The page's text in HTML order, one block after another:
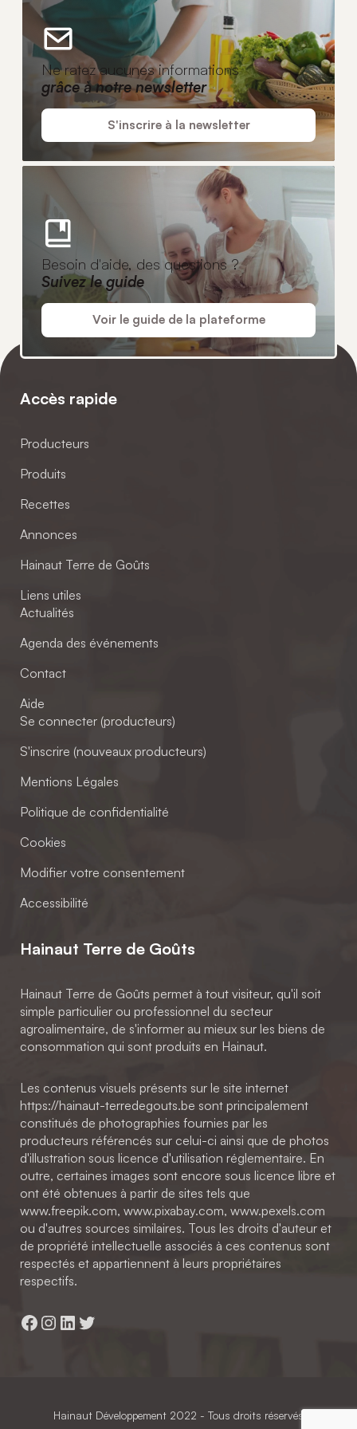
Ne ratez aucunes informations
grâce à notre newsletter
S'inscrire à la newsletter
Besoin d'aide, des questions ?
Suivez le guide
Voir le guide de la plateforme
Accès rapide
Producteurs
Produits
Recettes
Annonces
Hainaut Terre de Goûts
Liens utiles
Actualités
Agenda des événements
Contact
Aide
Se connecter (producteurs)
S'inscrire (nouveaux producteurs)
Mentions Légales
Politique de confidentialité
Cookies
Modifier votre consentement
Accessibilité
Hainaut Terre de Goûts
Hainaut Terre de Goûts permet à tout visiteur, qu'il soit
simple particulier ou professionnel du secteur
agroalimentaire, de s'informer au mieux sur les biens de
consommation qui sont produits en Hainaut.
Les contenus visuels présents sur le site internet
https://hainaut-terredegouts.be sont principalement
constitués de photographies fournies par les
producteurs référencés sur celui-ci ainsi que de photos
d'illustration sous licence d'utilisation réglementaire. En
outre, certaines images sont encore sous licence libre et
ont été obtenues à partir de sites tels que
www.freepik.com, www.pixabay.com, www.pexels.com
ou d'autres sources similaires. Tous les droits d'auteur et
de propriété intellectuelle associés à ces contenus sont
respectés et appartiennent à leurs propriétaires
respectifs.
Facebook
Instagram
LinkedIn
Twitter
Hainaut Développement 2022 - Tous droits réservés